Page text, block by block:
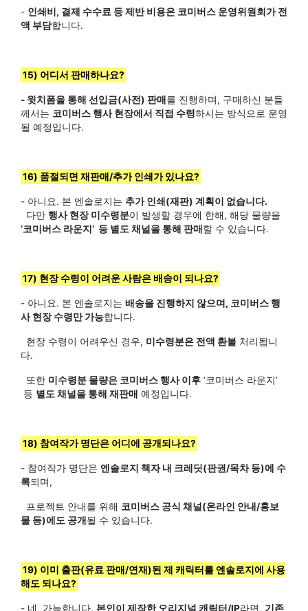
- 인쇄비, 결제 수수료 등 제반 비용은 코미버스 운영위원회가 전
액 부담합니다.
15) 어디서 판매하나요?
- 윗치폼을 통해 선입금(사전) 판매 를 진행하며, 구매하신 분들
께서는 코미버스 행사 현장에서 직접 수령하시는 방식으로 운영
될 예정입니다.
16) 품절되면 재판매/추가 인쇄가 있나요?
- 아니요. 본 엔솔로지는 추가 인쇄(재판) 계획이 없습니다.
다만 행사 현장 미수령분이 발생할 경우에 한해, 해당 물량을
‘코미버스 라운지’ 등 별도 채널을 통해 판매 할 수 있습니다.
17) 현장 수령이 어려운 사람은 배송이 되나요?
- 아니요. 본 엔솔로지는 배송을 진행하지 않으며, 코미버스 행
사 현장 수령만 가능합니다.
현장 수령이 어려우신 경우, 미수령분은 전액 환불 처리됩니
다.
또한 미수령분 물량은 코미버스 행사 이후 ‘코미버스 라운지’
등 별도 채널을 통해 재판매 예정입니다.
18) 참여작가 명단은 어디에 공개되나요?
- 참여작가 명단은 엔솔로지 책자 내 크레딧(판권/목차 등)에 수
록되며,
프로젝트 안내를 위해 코미버스 공식 채널(온라인 안내/홍보
물 등)에도 공개 될 수 있습니다.
19) 이미 출판(유료 판매/연재)된 제 캐릭터를 엔솔로지에 사용
해도 되나요?
- 네, 가능합니다. 본인이 제작한 오리지널 캐릭터/IP라면, 기존